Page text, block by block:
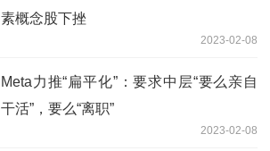
素概念股下挫
2023-02-08
Meta力推“扁平化”：要求中层“要么亲自
干活”，要么“离职”
2023-02-08